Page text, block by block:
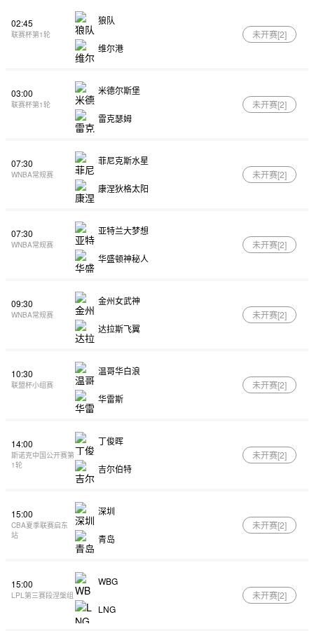
02:45
联赛杯第1轮
狼队
维尔港
未开赛[2]
03:00
联赛杯第1轮
米德尔斯堡
雷克瑟姆
未开赛[2]
07:30
WNBA常规赛
菲尼克斯水星
康涅狄格太阳
未开赛[2]
07:30
WNBA常规赛
亚特兰大梦想
华盛顿神秘人
未开赛[2]
09:30
WNBA常规赛
金州女武神
达拉斯飞翼
未开赛[2]
10:30
联盟杯小组赛
温哥华白浪
华雷斯
未开赛[2]
14:00
斯诺克中国公开赛第
1轮
丁俊晖
吉尔伯特
未开赛[2]
15:00
CBA夏季联赛启东
站
深圳
青岛
未开赛[2]
15:00
LPL第三赛段涅槃组
WBG
LNG
未开赛[2]